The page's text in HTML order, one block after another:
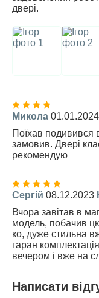
двері.
Микола 01.01.2024
Поїхав подивився
замовив. Двері
рекомендую
Сергій 08.12.2023
Вчора завітав в
модель, побачив
ко, дуже стильна
гаран
вечером і вже на
Написати